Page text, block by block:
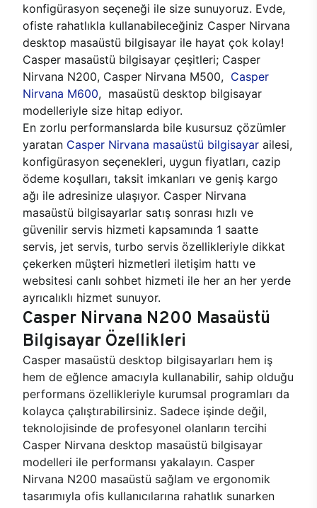
konfigürasyon seçeneği ile size sunuyoruz. Evde,
ofiste rahatlıkla kullanabileceğiniz Casper Nirvana
desktop masaüstü bilgisayar ile hayat çok kolay!
Casper masaüstü bilgisayar çeşitleri; Casper
Nirvana N200, Casper Nirvana M500, Casper
Nirvana M600, masaüstü desktop bilgisayar
modelleriyle size hitap ediyor.
En zorlu performanslarda bile kusursuz çözümler
yaratan Casper Nirvana masaüstü bilgisayar ailesi,
konfigürasyon seçenekleri, uygun fiyatları, cazip
ödeme koşulları, taksit imkanları ve geniş kargo
ağı ile adresinize ulaşıyor. Casper Nirvana
masaüstü bilgisayarlar satış sonrası hızlı ve
güvenilir servis hizmeti kapsamında 1 saatte
servis, jet servis, turbo servis özellikleriyle dikkat
çekerken müşteri hizmetleri iletişim hattı ve
websitesi canlı sohbet hizmeti ile her an her yerde
ayrıcalıklı hizmet sunuyor.
Casper Nirvana N200 Masaüstü
Bilgisayar Özellikleri
Casper masaüstü desktop bilgisayarları hem iş
hem de eğlence amacıyla kullanabilir, sahip olduğu
performans özellikleriyle kurumsal programları da
kolayca çalıştırabilirsiniz. Sadece işinde değil,
teknolojisinde de profesyonel olanların tercihi
Casper Nirvana desktop masaüstü bilgisayar
modelleri ile performansı yakalayın. Casper
Nirvana N200 masaüstü sağlam ve ergonomik
tasarımıyla ofis kullanıcılarına rahatlık sunarken